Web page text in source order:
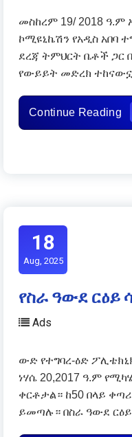
መስከረም 19/ 2018 ዓ.ም
ኮሚዩኒኬሽን የአዲስ አበባ
ደረጃ ትምህርት ቤቶች ጋር
የውይይት መድረክ
Continue Reading
18
Aug, 2025
የስራ ዓውደ ርዕይ
Ads
ውድ የተግባረ-ዕድ
ነሃሴ 20,2017 ዓ.ም
ቀርቶታል። ከ50 በላይ
ይመጣሉ። በስራ ዓውደ